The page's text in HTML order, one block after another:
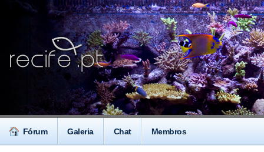
Fórum Galeria Chat Membros